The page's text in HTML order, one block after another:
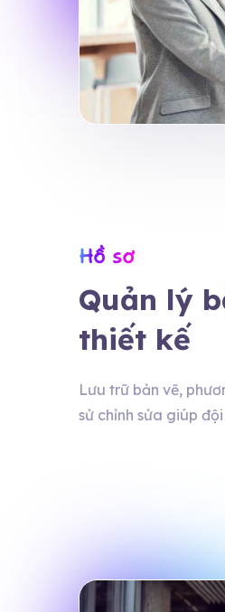
Hồ sơ
Quản lý
thiết kế
Lưu trữ bản vẽ,
sử chỉnh sửa giúp